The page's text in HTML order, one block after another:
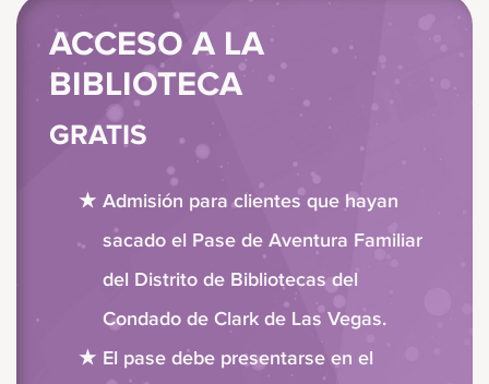
ACCESO A LA
BIBLIOTECA
GRATIS
Admisión para clientes que hayan
sacado el Pase de Aventura Familiar
del Distrito de Bibliotecas del
Condado de Clark de Las Vegas.
El pase debe presentarse en el